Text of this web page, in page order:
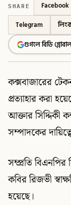
SHARE Facebook
Telegram
গুগলে বিডি
কক্সবাজারের
প্রত্যাহার করা
আক্তার সিদ্দিকী
সম্পাদকের
সম্প্রতি
কবির রিজভী
হয়েছে।